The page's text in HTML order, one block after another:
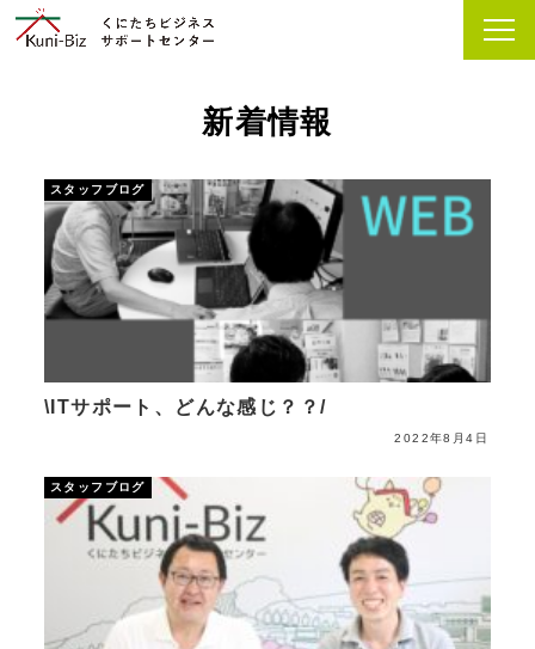
新着情報
スタッフブログ
\ITサポート、どんな感じ？？/
2022年8月4日
スタッフブログ